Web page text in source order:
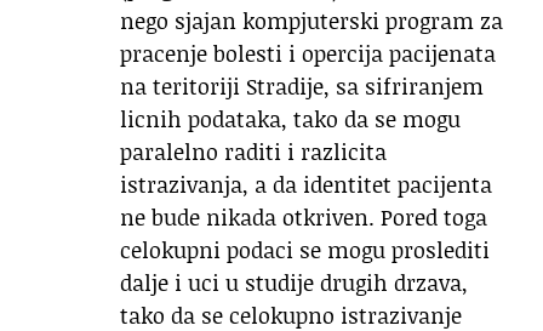
nego sjajan kompjuterski program za
pracenje bolesti i opercija pacijenata
na teritoriji Stradije, sa sifriranjem
licnih podataka, tako da se mogu
paralelno raditi i razlicita
istrazivanja, a da identitet pacijenta
ne bude nikada otkriven. Pored toga
celokupni podaci se mogu proslediti
dalje i uci u studije drugih drzava,
tako da se celokupno istrazivanje